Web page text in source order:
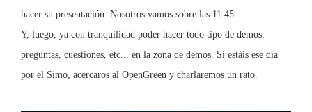
hacer su presentación. Nosotros vamos sobre las 11:45.
Y, luego, ya con tranquilidad poder hacer todo tipo de demos,
preguntas, cuestiones, etc... en la zona de demos. Si estáis ese día
por el Simo, acercaros al OpenGreen y charlaremos un rato.